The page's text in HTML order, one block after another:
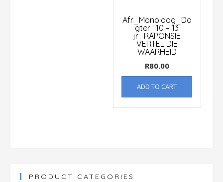
Afr_Monoloog_Do
gter_10 – 13
jr_RAPONSIE
VERTEL DIE
WAARHEID
R80.00
ADD TO CART
PRODUCT CATEGORIES